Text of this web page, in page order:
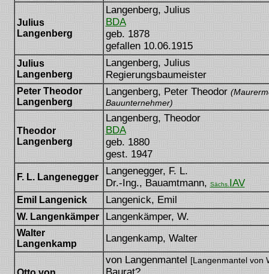
Julius
Langenberg
Langenberg, Julius
BDA
geb. 1878
gefallen 10.06.1915
Julius
Langenberg
Langenberg, Julius
Regierungsbaumeister
Peter Theodor
Langenberg
Langenberg, Peter Theodor
Bauunternehmer)
Theodor
Langenberg
Langenberg, Theodor
BDA
geb. 1880
gest. 1947
F. L. Langenegger
Langenegger, F. L.
Dr.-Ing., Bauamtmann, Sächs. IAV
Emil Langenick Langenick, Emil
W. Langenkämper Langenkämper, W.
Walter
Langenkamp
Langenkamp, Walter
von Langenmantel [Langenmantel von